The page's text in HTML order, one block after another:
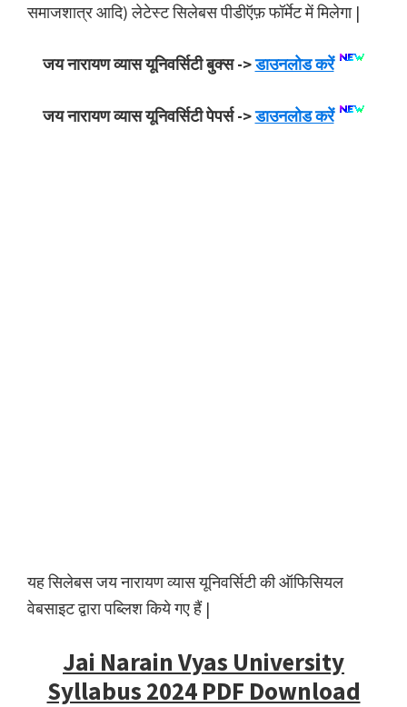
समाजशात्र आदि) लेटेस्ट सिलेबस पीडीऍफ़ फॉर्मेट में मिलेगा |
जय नारायण व्यास यूनिवर्सिटी बुक्स ->डाउनलोड करें
जय नारायण व्यास यूनिवर्सिटी पेपर्स ->डाउनलोड करें
यह सिलेबस जय नारायण व्यास यूनिवर्सिटी की ऑफिसियल
वेबसाइट द्वारा पब्लिश किये गए हैं |
Jai Narain Vyas University
Syllabus 2024 PDF Download